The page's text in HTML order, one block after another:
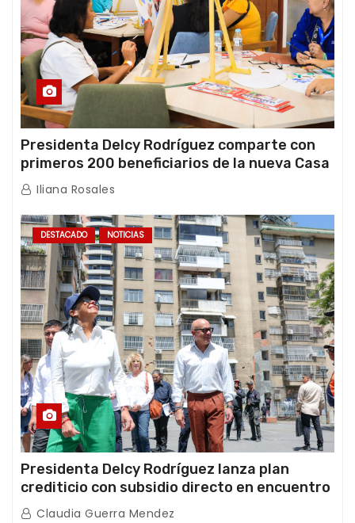
Presidenta Delcy Rodríguez comparte con
primeros 200 beneficiarios de la nueva Casa
de los Abuelos “La Primavera” en Caracas
Iliana Rosales
DESTACADO NOTICIAS
Presidenta Delcy Rodríguez lanza plan
crediticio con subsidio directo en encuentro
con Juntas de Condominio
Claudia Guerra Mendez